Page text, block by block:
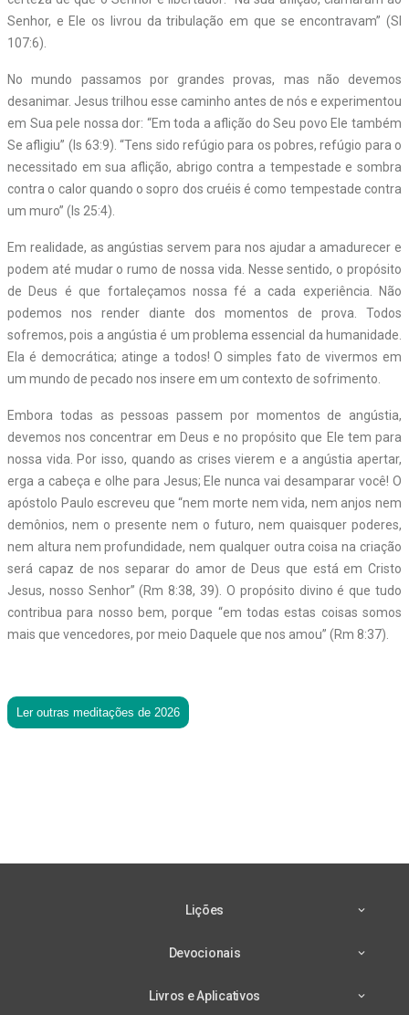
Senhor, e Ele os livrou da tribulação em que se encontravam” (Sl
107:6).
No mundo passamos por grandes provas, mas não devemos
desanimar. Jesus trilhou esse caminho antes de nós e experimentou
em Sua pele nossa dor: “Em toda a aflição do Seu povo Ele também
Se afligiu” (Is 63:9). “Tens sido refúgio para os pobres, refúgio para o
necessitado em sua aflição, abrigo contra a tempestade e sombra
contra o calor quando o sopro dos cruéis é como tempestade contra
um muro” (Is 25:4).
Em realidade, as angústias servem para nos ajudar a amadurecer e
podem até mudar o rumo de nossa vida. Nesse sentido, o propósito
de Deus é que fortaleçamos nossa fé a cada experiência. Não
podemos nos render diante dos momentos de prova. Todos
sofremos, pois a angústia é um problema essencial da humanidade.
Ela é democrática; atinge a todos! O simples fato de vivermos em
um mundo de pecado nos insere em um contexto de sofrimento.
Embora todas as pessoas passem por momentos de angústia,
devemos nos concentrar em Deus e no propósito que Ele tem para
nossa vida. Por isso, quando as crises vierem e a angústia apertar,
erga a cabeça e olhe para Jesus; Ele nunca vai desamparar você! O
apóstolo Paulo escreveu que “nem morte nem vida, nem anjos nem
demônios, nem o presente nem o futuro, nem quaisquer poderes,
nem altura nem profundidade, nem qualquer outra coisa na criação
será capaz de nos separar do amor de Deus que está em Cristo
Jesus, nosso Senhor” (Rm 8:38, 39). O propósito divino é que tudo
contribua para nosso bem, porque “em todas estas coisas somos
mais que vencedores, por meio Daquele que nos amou” (Rm 8:37).
Ler outras meditações de 2026
Lições
Devocionais
Livros e Aplicativos